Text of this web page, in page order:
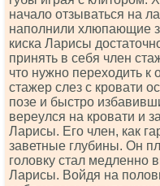
начало отзываться на
наполнили хлюпающие
киска Ларисы
принять в себя член
что нужно переходить
стажер слез с кровати
позе и быстро
вереулся на кровати и
Ларисы. Его член, как
заветные глубины. Он
головку стал медленно
Ларисы. Войдя на